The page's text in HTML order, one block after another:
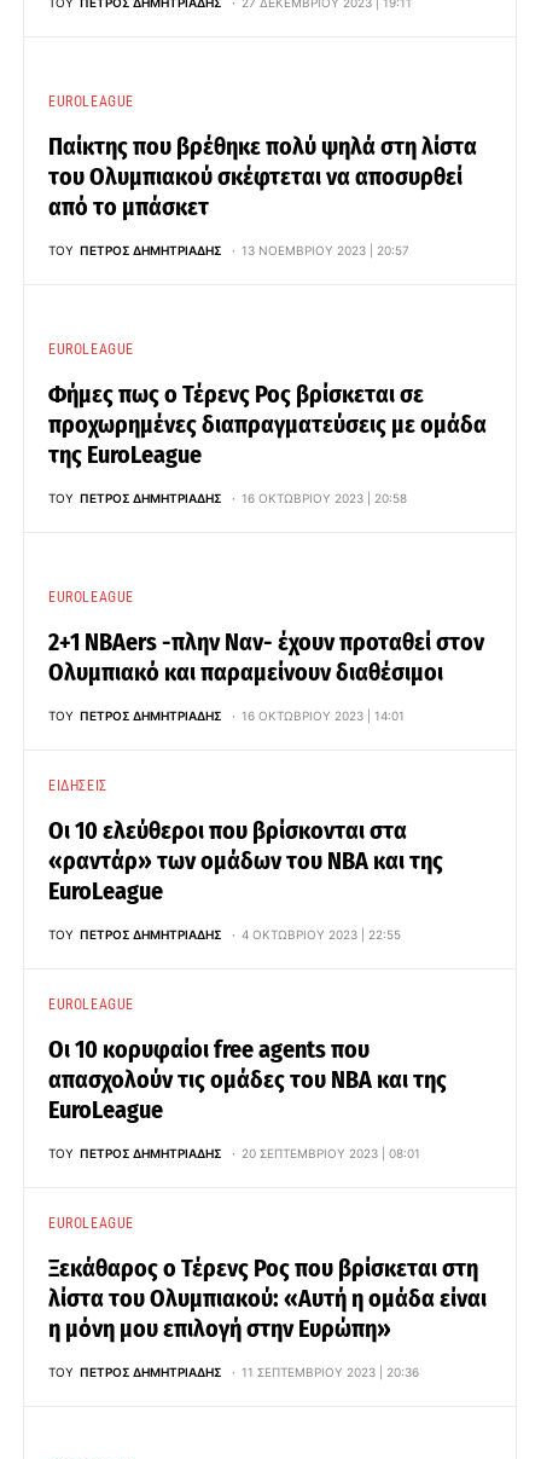
EUROLEAGUE
Παίκτης που βρέθηκε πολύ ψηλά στη λίστα
του Ολυμπιακού σκέφτεται να αποσυρθεί
από το μπάσκετ
ΤΟΥ ΠΈΤΡΟΣ ΔΗΜΗΤΡΙΆΔΗΣ 13 ΝΟΕΜΒΡΊΟΥ 2023 | 20:57
EUROLEAGUE
Φήμες πως ο Τέρενς Ρος βρίσκεται σε
προχωρημένες διαπραγματεύσεις με ομάδα
της EuroLeague
ΤΟΥ ΠΈΤΡΟΣ ΔΗΜΗΤΡΙΆΔΗΣ 16 ΟΚΤΩΒΡΊΟΥ 2023 | 20:58
EUROLEAGUE
2+1 NBAers -πλην Ναν- έχουν προταθεί στον
Ολυμπιακό και παραμείνουν διαθέσιμοι
ΤΟΥ ΠΈΤΡΟΣ ΔΗΜΗΤΡΙΆΔΗΣ 16 ΟΚΤΩΒΡΊΟΥ 2023 | 14:01
ΕΙΔΉΣΕΙΣ
Οι 10 ελεύθεροι που βρίσκονται στα
«ραντάρ» των ομάδων του NBA και της
EuroLeague
ΤΟΥ ΠΈΤΡΟΣ ΔΗΜΗΤΡΙΆΔΗΣ 4 ΟΚΤΩΒΡΊΟΥ 2023 | 22:55
EUROLEAGUE
Οι 10 κορυφαίοι free agents που
απασχολούν τις ομάδες του NBA και της
EuroLeague
ΤΟΥ ΠΈΤΡΟΣ ΔΗΜΗΤΡΙΆΔΗΣ 20 ΣΕΠΤΕΜΒΡΊΟΥ 2023 | 08:01
EUROLEAGUE
Ξεκάθαρος ο Τέρενς Ρος που βρίσκεται στη
λίστα του Ολυμπιακού: «Αυτή η ομάδα είναι
η μόνη μου επιλογή στην Ευρώπη»
ΤΟΥ ΠΈΤΡΟΣ ΔΗΜΗΤΡΙΆΔΗΣ 11 ΣΕΠΤΕΜΒΡΊΟΥ 2023 | 20:36